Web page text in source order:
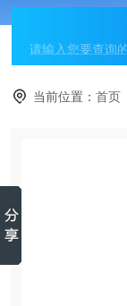
当前位置：首页